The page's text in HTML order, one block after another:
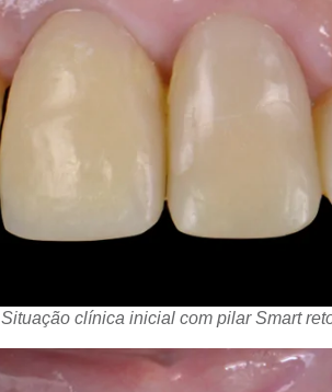
Situação clínica inicial com pilar Smart